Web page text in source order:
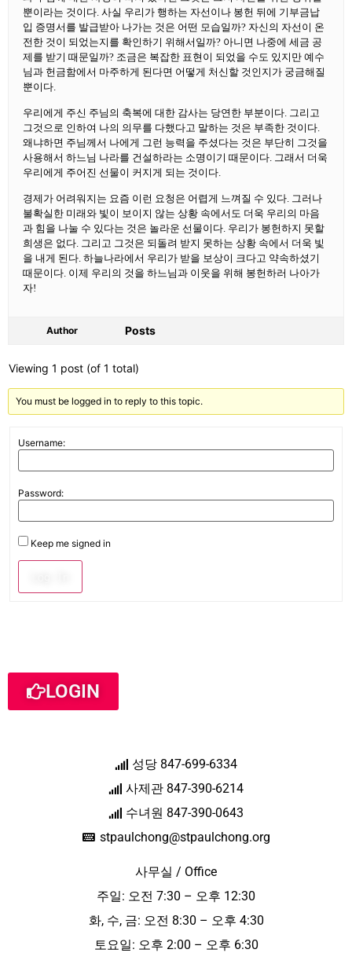
뿐이라는 것이다. 사실 우리가 행하는 자선이나 봉헌 뒤에 기부금납
입 증명서를 발급받아 나가는 것은 어떤 모습일까? 자신의 자선이 온
전한 것이 되었는지를 확인하기 위해서일까? 아니면 나중에 세금 공
제를 받기 때문일까? 조금은 복잡한 표현이 되었을 수도 있지만 예수
님과 헌금함에서 마주하게 된다면 어떻게 처신할 것인지가 궁금해질
뿐이다.
우리에게 주신 주님의 축복에 대한 감사는 당연한 부분이다. 그리고
그것으로 인하여 나의 의무를 다했다고 말하는 것은 부족한 것이다.
왜냐하면 주님께서 나에게 그런 능력을 주셨다는 것은 부단히 그것을
사용해서 하느님 나라를 건설하라는 소명이기 때문이다. 그래서 더욱
우리에게 주어진 선물이 커지게 되는 것이다.
경제가 어려워지는 요즘 이런 요청은 어렵게 느껴질 수 있다. 그러나
불확실한 미래와 빛이 보이지 않는 상황 속에서도 더욱 우리의 마음
과 힘을 나눌 수 있다는 것은 놀라운 선물이다. 우리가 봉헌하지 못할
희생은 없다. 그리고 그것은 되돌려 받지 못하는 상황 속에서 더욱 빛
을 내게 된다. 하늘나라에서 우리가 받을 보상이 크다고 약속하셨기
때문이다. 이제 우리의 것을 하느님과 이웃을 위해 봉헌하러 나아가
자!
Author Posts
Viewing 1 post (of 1 total)
You must be logged in to reply to this topic.
Username:
Password:
Keep me signed in
LOGIN
성당 847-699-6334
사제관 847-390-6214
수녀원 847-390-0643
stpaulchong@stpaulchong.org
사무실 / Office
주일: 오전 7:30 – 오후 12:30
화, 수, 금: 오전 8:30 – 오후 4:30
토요일: 오후 2:00 – 오후 6:30